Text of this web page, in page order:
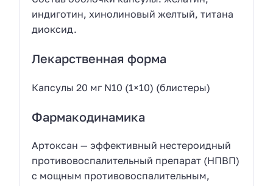
индиготин, хинолиновый желтый, титана
диоксид.
Лекарственная форма
Капсулы 20 мг N10 (1×10) (блистеры)
Фармакодинамика
Артоксан — эффективный нестероидный
противовоспалительный препарат (НПВП)
с мощным противовоспалительным,